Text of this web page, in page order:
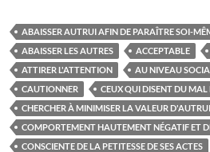
ABAISSER AUTRUI AFIN DE PARAÎTRE SOI-
ABAISSER LES AUTRES
ACCEPTABLE
ATTIRER L'ATTENTION
AU NIVEAU
CAUTIONNER
CEUX QUI DISENT DU MAL
CHERCHER À MINIMISER LA VALEUR D'AUTRUI
COMPORTEMENT HAUTEMENT NÉGATIF ET
CONSCIENTE DE LA PETITESSE DE SES ACTES